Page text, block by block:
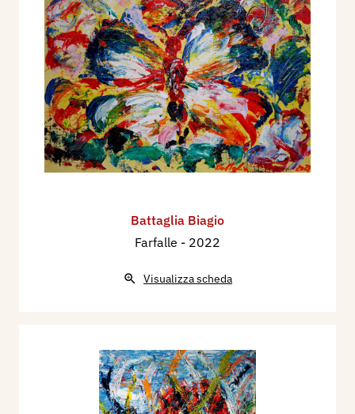
Battaglia Biagio
Farfalle - 2022
Visualizza scheda